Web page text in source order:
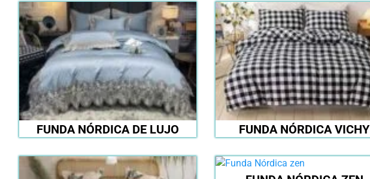
FUNDA NÓRDICA DE LUJO FUNDA NÓRDICA VICHY